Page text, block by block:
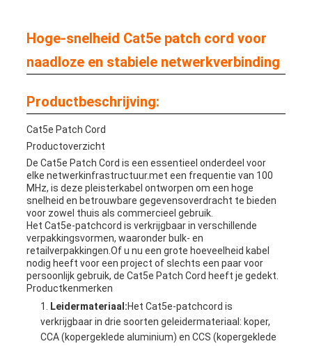
Hoge-snelheid Cat5e patch cord voor
naadloze en stabiele netwerkverbinding
Productbeschrijving:
Cat5e Patch Cord
Productoverzicht
De Cat5e Patch Cord is een essentieel onderdeel voor
elke netwerkinfrastructuur.met een frequentie van 100
MHz, is deze pleisterkabel ontworpen om een hoge
snelheid en betrouwbare gegevensoverdracht te bieden
voor zowel thuis als commercieel gebruik.
Het Cat5e-patchcord is verkrijgbaar in verschillende
verpakkingsvormen, waaronder bulk- en
retailverpakkingen.Of u nu een grote hoeveelheid kabel
nodig heeft voor een project of slechts een paar voor
persoonlijk gebruik, de Cat5e Patch Cord heeft je gedekt.
Productkenmerken
Leidermateriaal:Het Cat5e-patchcord is
verkrijgbaar in drie soorten geleidermateriaal: koper,
CCA (kopergeklede aluminium) en CCS (kopergeklede